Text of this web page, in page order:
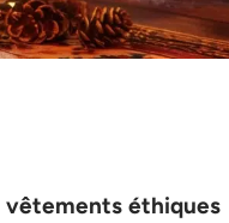
vêtements éthiques